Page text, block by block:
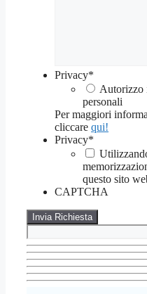
Privacy*
Autorizzo
personali
Per maggiori
cliccare qui!
Privacy*
questo sito
CAPTCHA